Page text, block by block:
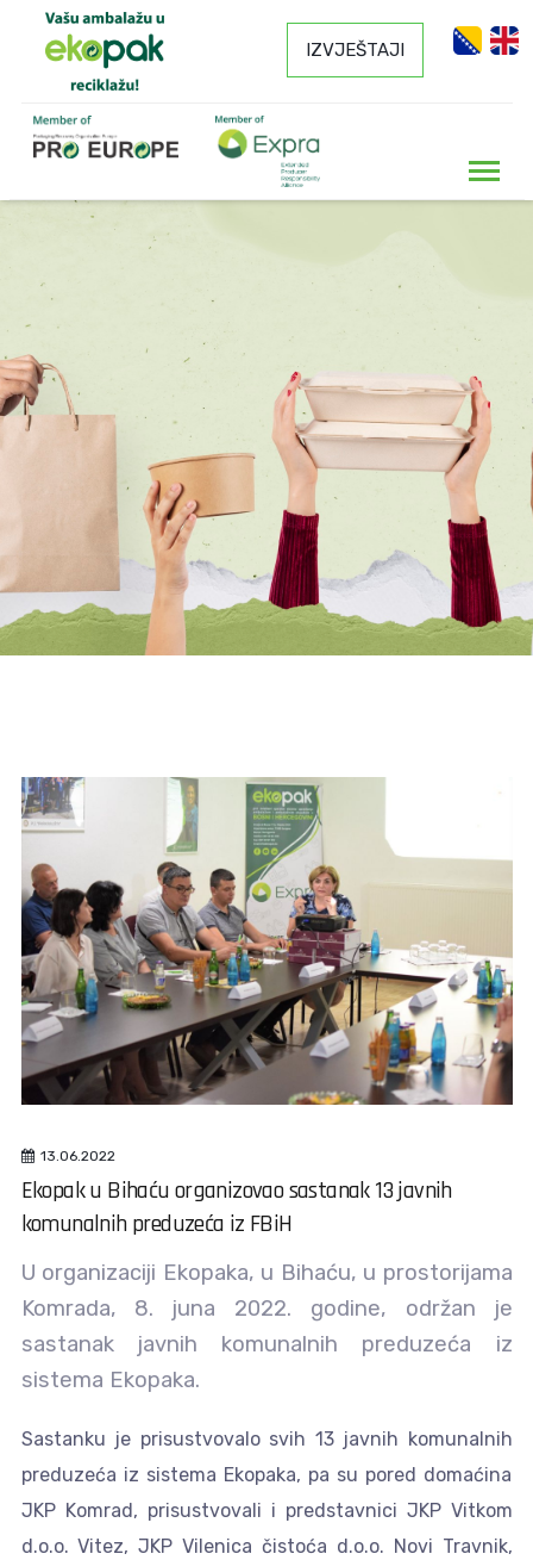
IZVJEŠTAJI
13.06.2022
Ekopak u Bihaću organizovao sastanak 13 javnih
komunalnih preduzeća iz FBiH
U organizaciji Ekopaka, u Bihaću, u prostorijama
Komrada, 8. juna 2022. godine, održan je
sastanak javnih komunalnih preduzeća iz
sistema Ekopaka.
Sastanku je prisustvovalo svih 13 javnih komunalnih
preduzeća iz sistema Ekopaka, pa su pored domaćina
JKP Komrad, prisustvovali i predstavnici JKP Vitkom
d.o.o. Vitez, JKP Vilenica čistoća d.o.o. Novi Travnik,